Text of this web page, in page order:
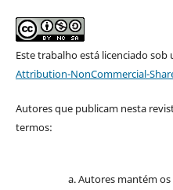
Este trabalho está licenciado sob
Attribution-NonCommercial-
Autores que publicam nesta
termos:
Autores mantém